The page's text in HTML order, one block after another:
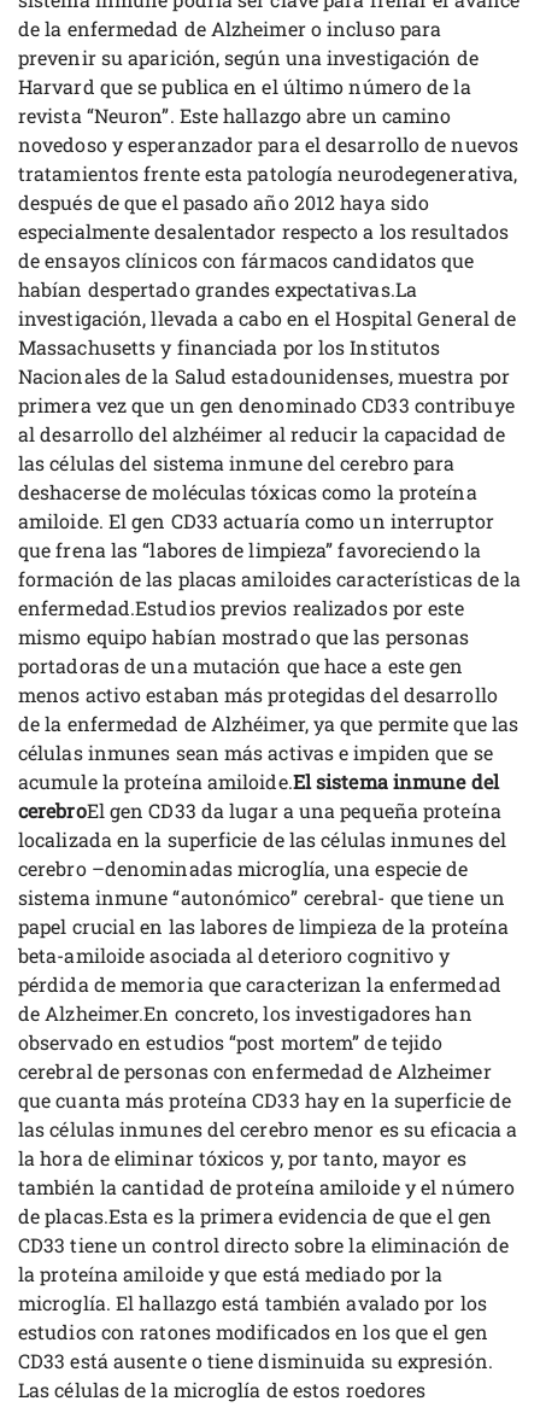
de la enfermedad de Alzheimer o incluso para
prevenir su aparición, según una investigación de
Harvard que se publica en el último número de la
revista “Neuron”. Este hallazgo abre un camino
novedoso y esperanzador para el desarrollo de nuevos
tratamientos frente esta patología neurodegenerativa,
después de que el pasado año 2012 haya sido
especialmente desalentador respecto a los resultados
de ensayos clínicos con fármacos candidatos que
habían despertado grandes expectativas.La
investigación, llevada a cabo en el Hospital General de
Massachusetts y financiada por los Institutos
Nacionales de la Salud estadounidenses, muestra por
primera vez que un gen denominado CD33 contribuye
al desarrollo del alzhéimer al reducir la capacidad de
las células del sistema inmune del cerebro para
deshacerse de moléculas tóxicas como la proteína
amiloide. El gen CD33 actuaría como un interruptor
que frena las “labores de limpieza” favoreciendo la
formación de las placas amiloides características de la
enfermedad.Estudios previos realizados por este
mismo equipo habían mostrado que las personas
portadoras de una mutación que hace a este gen
menos activo estaban más protegidas del desarrollo
de la enfermedad de Alzhéimer, ya que permite que las
células inmunes sean más activas e impiden que se
acumule la proteína amiloide.El sistema inmune del
cerebroEl gen CD33 da lugar a una pequeña proteína
localizada en la superficie de las células inmunes del
cerebro –denominadas microglía, una especie de
sistema inmune “autonómico” cerebral- que tiene un
papel crucial en las labores de limpieza de la proteína
beta-amiloide asociada al deterioro cognitivo y
pérdida de memoria que caracterizan la enfermedad
de Alzheimer.En concreto, los investigadores han
observado en estudios “post mortem” de tejido
cerebral de personas con enfermedad de Alzheimer
que cuanta más proteína CD33 hay en la superficie de
las células inmunes del cerebro menor es su eficacia a
la hora de eliminar tóxicos y, por tanto, mayor es
también la cantidad de proteína amiloide y el número
de placas.Esta es la primera evidencia de que el gen
CD33 tiene un control directo sobre la eliminación de
la proteína amiloide y que está mediado por la
microglía. El hallazgo está también avalado por los
estudios con ratones modificados en los que el gen
CD33 está ausente o tiene disminuida su expresión.
Las células de la microglía de estos roedores